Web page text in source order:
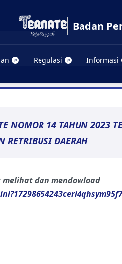
Badan
Regulasi Informasi
NOMOR 14 TAHUN 2023
RETRIBUSI DAERAH
dan mendowload